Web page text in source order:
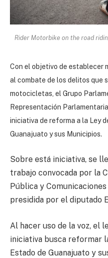
Rider Motorbike on the road
Con el objetivo de establecer
al combate de los delitos que
motocicletas, el Grupo
Representación
iniciativa de reforma a la Ley
Guanajuato y sus Municipios.
Sobre está iniciativa, se
trabajo convocada por la
Pública y
presidida por el diputado
Al hacer uso de la voz, el
iniciativa busca reformar
Estado de Guanajuato y